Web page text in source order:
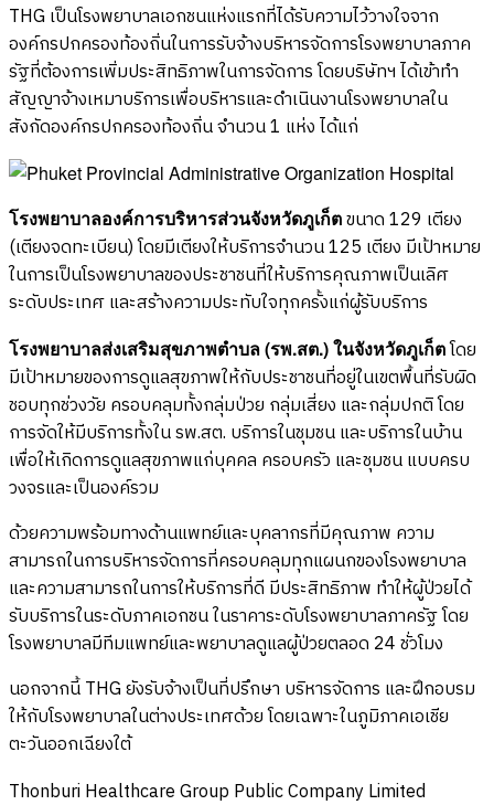
THG เป็นโรงพยาบาลเอกชนแห่งแรกที่ได้รับความไว้วางใจจาก
องค์กรปกครองท้องถิ่นในการรับจ้างบริหารจัดการโรงพยาบาลภาค
รัฐที่ต้องการเพิ่มประสิทธิภาพในการจัดการ โดยบริษัทฯ ได้เข้าทำ
สัญญาจ้างเหมาบริการเพื่อบริหารและดำเนินงานโรงพยาบาลใน
สังกัดองค์กรปกครองท้องถิ่น จำนวน 1 แห่ง ได้แก่
โรงพยาบาลองค์การบริหารส่วนจังหวัดภูเก็ตขนาด 129 เตียง
(เตียงจดทะเบียน) โดยมีเตียงให้บริการจำนวน 125 เตียง มีเป้าหมาย
ในการเป็นโรงพยาบาลของประชาชนที่ให้บริการคุณภาพเป็นเลิศ
ระดับประเทศ และสร้างความประทับใจทุกครั้งแก่ผู้รับบริการ
โรงพยาบาลส่งเสริมสุขภาพตำบล (รพ.สต.) ในจังหวัดภูเก็ตโดย
มีเป้าหมายของการดูแลสุขภาพให้กับประชาชนที่อยู่ในเขตพื้นที่รับผิด
ชอบทุกช่วงวัย ครอบคลุมทั้งกลุ่มป่วย กลุ่มเสี่ยง และกลุ่มปกติ โดย
การจัดให้มีบริการทั้งใน รพ.สต. บริการในชุมชน และบริการในบ้าน
เพื่อให้เกิดการดูแลสุขภาพแก่บุคคล ครอบครัว และชุมชน แบบครบ
วงจรและเป็นองค์รวม
ด้วยความพร้อมทางด้านแพทย์และบุคลากรที่มีคุณภาพ ความ
สามารถในการบริหารจัดการที่ครอบคลุมทุกแผนกของโรงพยาบาล
และความสามารถในการให้บริการที่ดี มีประสิทธิภาพ ทำให้ผู้ป่วยได้
รับบริการในระดับภาคเอกชน ในราคาระดับโรงพยาบาลภาครัฐ โดย
โรงพยาบาลมีทีมแพทย์และพยาบาลดูแลผู้ป่วยตลอด 24 ชั่วโมง
นอกจากนี้ THG ยังรับจ้างเป็นที่ปรึกษา บริหารจัดการ และฝึกอบรม
ให้กับโรงพยาบาลในต่างประเทศด้วย โดยเฉพาะในภูมิภาคเอเชีย
ตะวันออกเฉียงใต้
Thonburi Healthcare Group Public Company Limited